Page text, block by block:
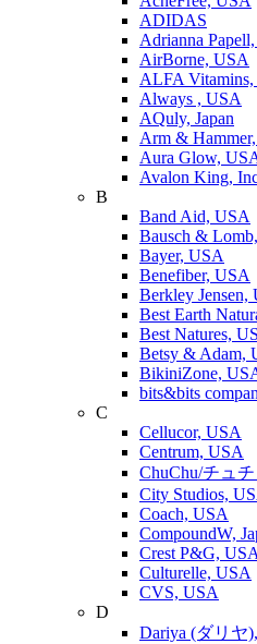
ADIDAS
Adrianna
AirBorne, USA
ALFA
Always , USA
AQuly, Japan
Arm &
Aura Glow,
Avalon King,
B
Band Aid, USA
Bausch &
Bayer, USA
Benefiber, USA
Berkley Jensen,
Best Earth
Best Natures,
Betsy & Adam,
BikiniZone,
bits&bits
C
Cellucor, USA
Centrum, USA
ChuChu/チュ
City Studios,
Coach, USA
CompoundW,
Crest P&G, USA
Culturelle, USA
CVS, USA
D
Dariya (ダリヤ),